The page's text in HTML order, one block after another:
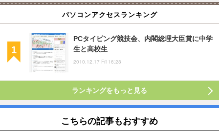
パソコンアクセスランキング
PCタイピング競技会、内閣総理大臣賞に中学
生と高校生
2010.12.17 Fri 16:28
ランキングをもっと見る
こちらの記事もおすすめ